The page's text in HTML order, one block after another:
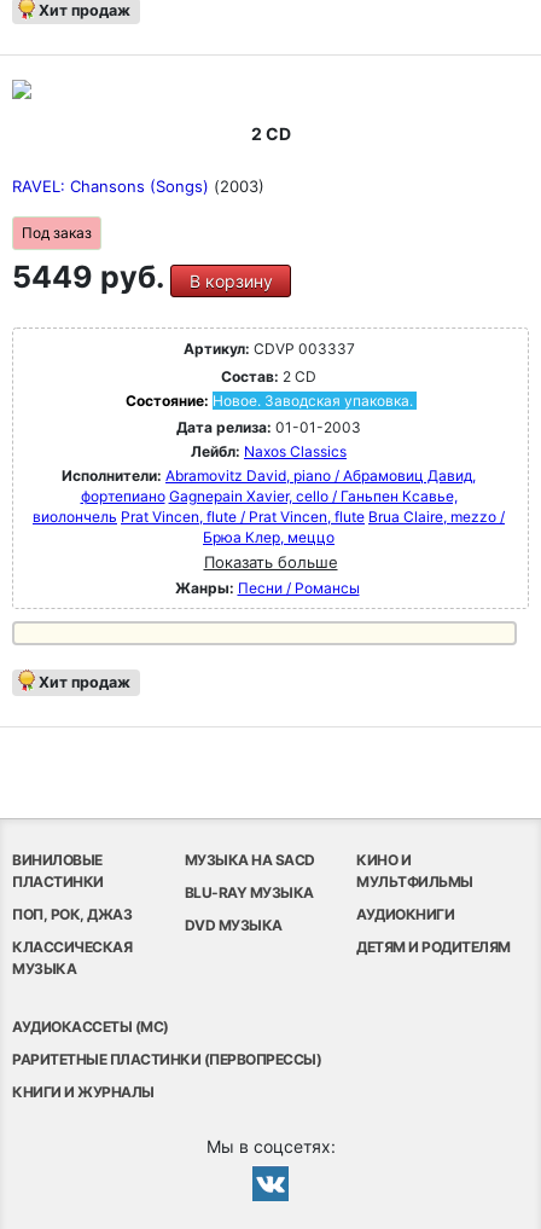
Хит продаж
2 CD
RAVEL: Chansons (Songs) (2003)
Под заказ
5449 руб. В корзину
Артикул: CDVP 003337
Состав: 2 CD
Состояние: Новое. Заводская упаковка.
Дата релиза: 01-01-2003
Лейбл: Naxos Classics
Исполнители: Abramovitz David, piano / Абрамовиц Давид,
фортепиано Gagnepain Xavier, cello / Ганьпен Ксавье,
виолончель Prat Vincen, flute / Prat Vincen, flute Brua Claire, mezzo /
Брюа Клер, меццо
Показать больше
Жанры: Песни / Романсы
Хит продаж
ВИНИЛОВЫЕ
ПЛАСТИНКИ
ПОП, РОК, ДЖАЗ
КЛАССИЧЕСКАЯ
МУЗЫКА
МУЗЫКА НА SACD
BLU-RAY МУЗЫКА
DVD МУЗЫКА
КИНО И
МУЛЬТФИЛЬМЫ
АУДИОКНИГИ
ДЕТЯМ И РОДИТЕЛЯМ
АУДИОКАССЕТЫ (MC)
РАРИТЕТНЫЕ ПЛАСТИНКИ (ПЕРВОПРЕССЫ)
КНИГИ И ЖУРНАЛЫ
Мы в соцсетях: